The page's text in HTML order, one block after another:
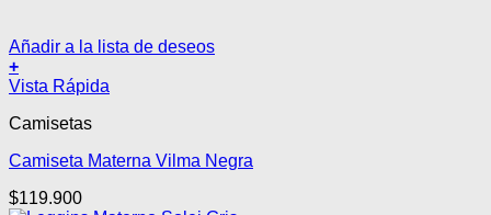
Añadir a la lista de deseos
+
Este
tiene
variantes.
opciones
Vista Rápida
Camisetas
Camiseta Materna Vilma Negra
$119.900